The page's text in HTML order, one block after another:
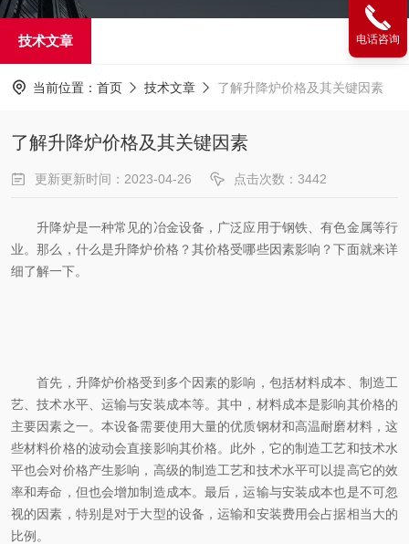
技术文章
当前位置： 首页 技术文章 了解升降炉价格及其关键因素
了解升降炉价格及其关键因素
更新更新时间：2023-04-26 点击次数：3442
升降炉是一种常见的冶金设备，广泛应用于钢铁、有色金属等行
业。那么，什么是升降炉价格？其价格受哪些因素影响？下面就来详
细了解一下。
首先，升降炉价格受到多个因素的影响，包括材料成本、制造工
艺、技术水平、运输与安装成本等。其中，材料成本是影响其价格的
主要因素之一。本设备需要使用大量的优质钢材和高温耐磨材料，这
些材料价格的波动会直接影响其价格。此外，它的制造工艺和技术水
平也会对价格产生影响，高级的制造工艺和技术水平可以提高它的效
率和寿命，但也会增加制造成本。最后，运输与安装成本也是不可忽
视的因素，特别是对于大型的设备，运输和安装费用会占据相当大的
比例。
电话咨询